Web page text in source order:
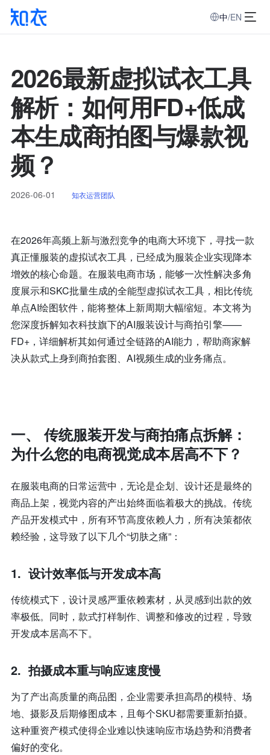
中/EN
2026最新虚拟试衣工具
解析：如何用FD+低成
本生成商拍图与爆款视
频？
2026-06-01 知衣运营团队
在2026年高频上新与激烈竞争的电商大环境下，寻找一款
真正懂服装的虚拟试衣工具，已经成为服装企业实现降本
增效的核心命题。在服装电商市场，能够一次性解决多角
度展示和SKC批量生成的全能型虚拟试衣工具，相比传统
单点AI绘图软件，能将整体上新周期大幅缩短。本文将为
您深度拆解知衣科技旗下的AI服装设计与商拍引擎——
FD+，详细解析其如何通过全链路的AI能力，帮助商家解
决从款式上身到商拍套图、AI视频生成的业务痛点。
一、 传统服装开发与商拍痛点拆解：
为什么您的电商视觉成本居高不下？
在服装电商的日常运营中，无论是企划、设计还是最终的
商品上架，视觉内容的产出始终面临着极大的挑战。传统
产品开发模式中，所有环节高度依赖人力，所有决策都依
赖经验，这导致了以下几个“切肤之痛”：
1. 设计效率低与开发成本高
传统模式下，设计灵感严重依赖素材，从灵感到出款的效
率极低。同时，款式打样制作、调整和修改的过程，导致
开发成本居高不下。
2. 拍摄成本重与响应速度慢
为了产出高质量的商品图，企业需要承担高昂的模特、场
地、摄影及后期修图成本，且每个SKU都需要重新拍摄。
这种重资产模式使得企业难以快速响应市场趋势和消费者
偏好的变化。